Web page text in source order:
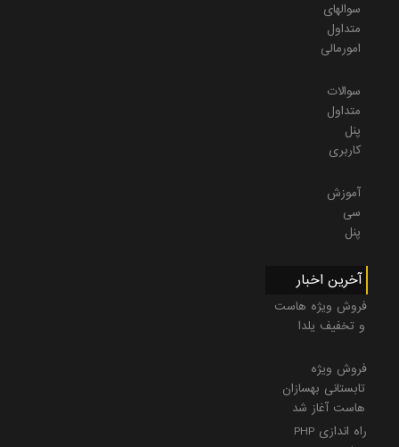
سوالهای
متداول
امورمالی
سوالات
متداول
پنل
کاربری
آموزش
سی
پنل
آخرین اخبار
فروش ویژه هاست
و تخفیف یلدا
فروش ویژه
تابستانی بهسازان
هاست آغاز شد
راه اندازی PHP